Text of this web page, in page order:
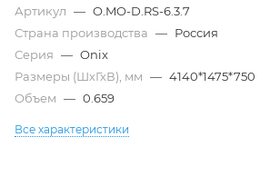
Артикул — O.MO-D.RS-6.3.7
Страна производства — Россия
Серия — Onix
Размеры (ШхГхВ), мм — 4140*1475*750
Объем — 0.659
Все характеристики